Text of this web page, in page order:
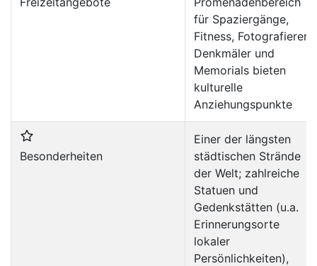
für Spaziergänge,
Fitness, Fotografieren;
Denkmäler und
Memorials bieten
kulturelle
Anziehungspunkte
Besonderheiten
Einer der längsten
städtischen Strände
der Welt; zahlreiche
Statuen und
Gedenkstätten (u.a.
Erinnerungsorte
lokaler
Persönlichkeiten),